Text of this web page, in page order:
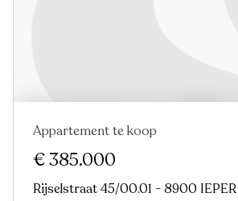
Nieuw
Appartement te koop
€ 385.000
Rijselstraat 45/00.01 - 8900 IEPER